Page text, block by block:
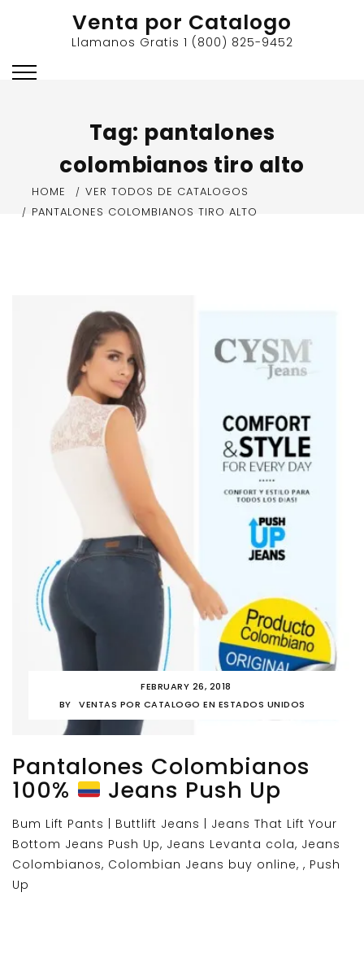
Venta por Catalogo
Llamanos Gratis 1 (800) 825-9452
Tag: pantalones
colombianos tiro alto
HOME
VER TODOS DE CATALOGOS
PANTALONES COLOMBIANOS TIRO ALTO
FEBRUARY 26, 2018
BY
VENTAS POR CATALOGO EN ESTADOS UNIDOS
Pantalones Colombianos
100% Jeans Push Up
Bum Lift Pants | Buttlift Jeans | Jeans That Lift Your
Bottom Jeans Push Up, Jeans Levanta cola, Jeans
Colombianos, Colombian Jeans buy online, , Push
Up